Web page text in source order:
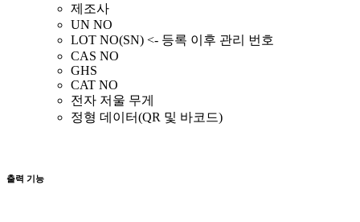
제조사
UN NO
LOT NO(SN) <- 등록 이후 관리 번호
CAS NO
GHS
CAT NO
전자 저울 무게
정형 데이터(QR 및 바코드)
출력 기능